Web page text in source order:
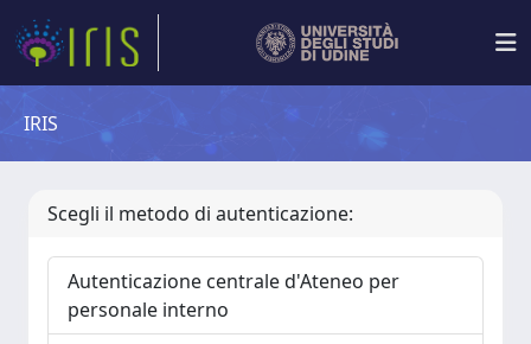
IRIS
Scegli il metodo di autenticazione:
Autenticazione centrale d'Ateneo per
personale interno